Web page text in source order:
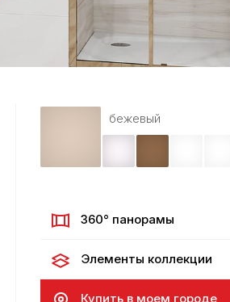
бежевый
360° панорамы
Элементы коллекции
Купить в моем городе